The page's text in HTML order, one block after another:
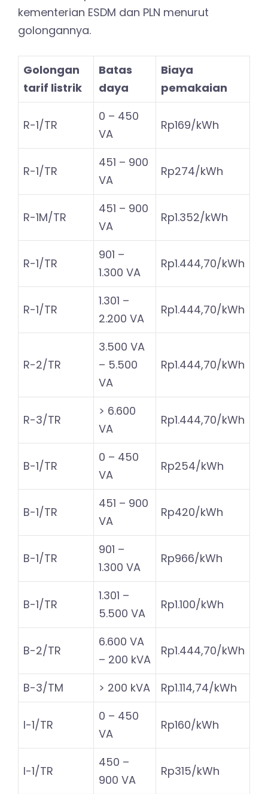
kementerian ESDM dan PLN menurut
golongannya.
Golongan
tarif listrik
Batas
daya
Biaya
pemakaian
R-1/TR
0 – 450
VA
Rp169/kWh
R-1/TR
451 – 900
VA
Rp274/kWh
R-1M/TR
451 – 900
VA
Rp1.352/kWh
R-1/TR
901 –
1.300 VA
Rp1.444,70/kWh
R-1/TR
1.301 –
2.200 VA
Rp1.444,70/kWh
R-2/TR
3.500 VA
– 5.500
VA
Rp1.444,70/kWh
R-3/TR
> 6.600
VA
Rp1.444,70/kWh
B-1/TR
0 – 450
VA
Rp254/kWh
B-1/TR
451 – 900
VA
Rp420/kWh
B-1/TR
901 –
1.300 VA
Rp966/kWh
B-1/TR
1.301 –
5.500 VA
Rp1.100/kWh
B-2/TR
6.600 VA
– 200 kVA
Rp1.444,70/kWh
B-3/TM > 200 kVA Rp1.114,74/kWh
I-1/TR
0 – 450
VA
Rp160/kWh
I-1/TR
450 –
900 VA
Rp315/kWh